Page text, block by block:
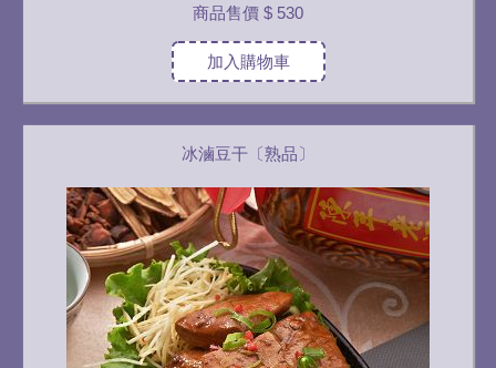
商品售價 $ 530
加入購物車
冰滷豆干〔熟品〕